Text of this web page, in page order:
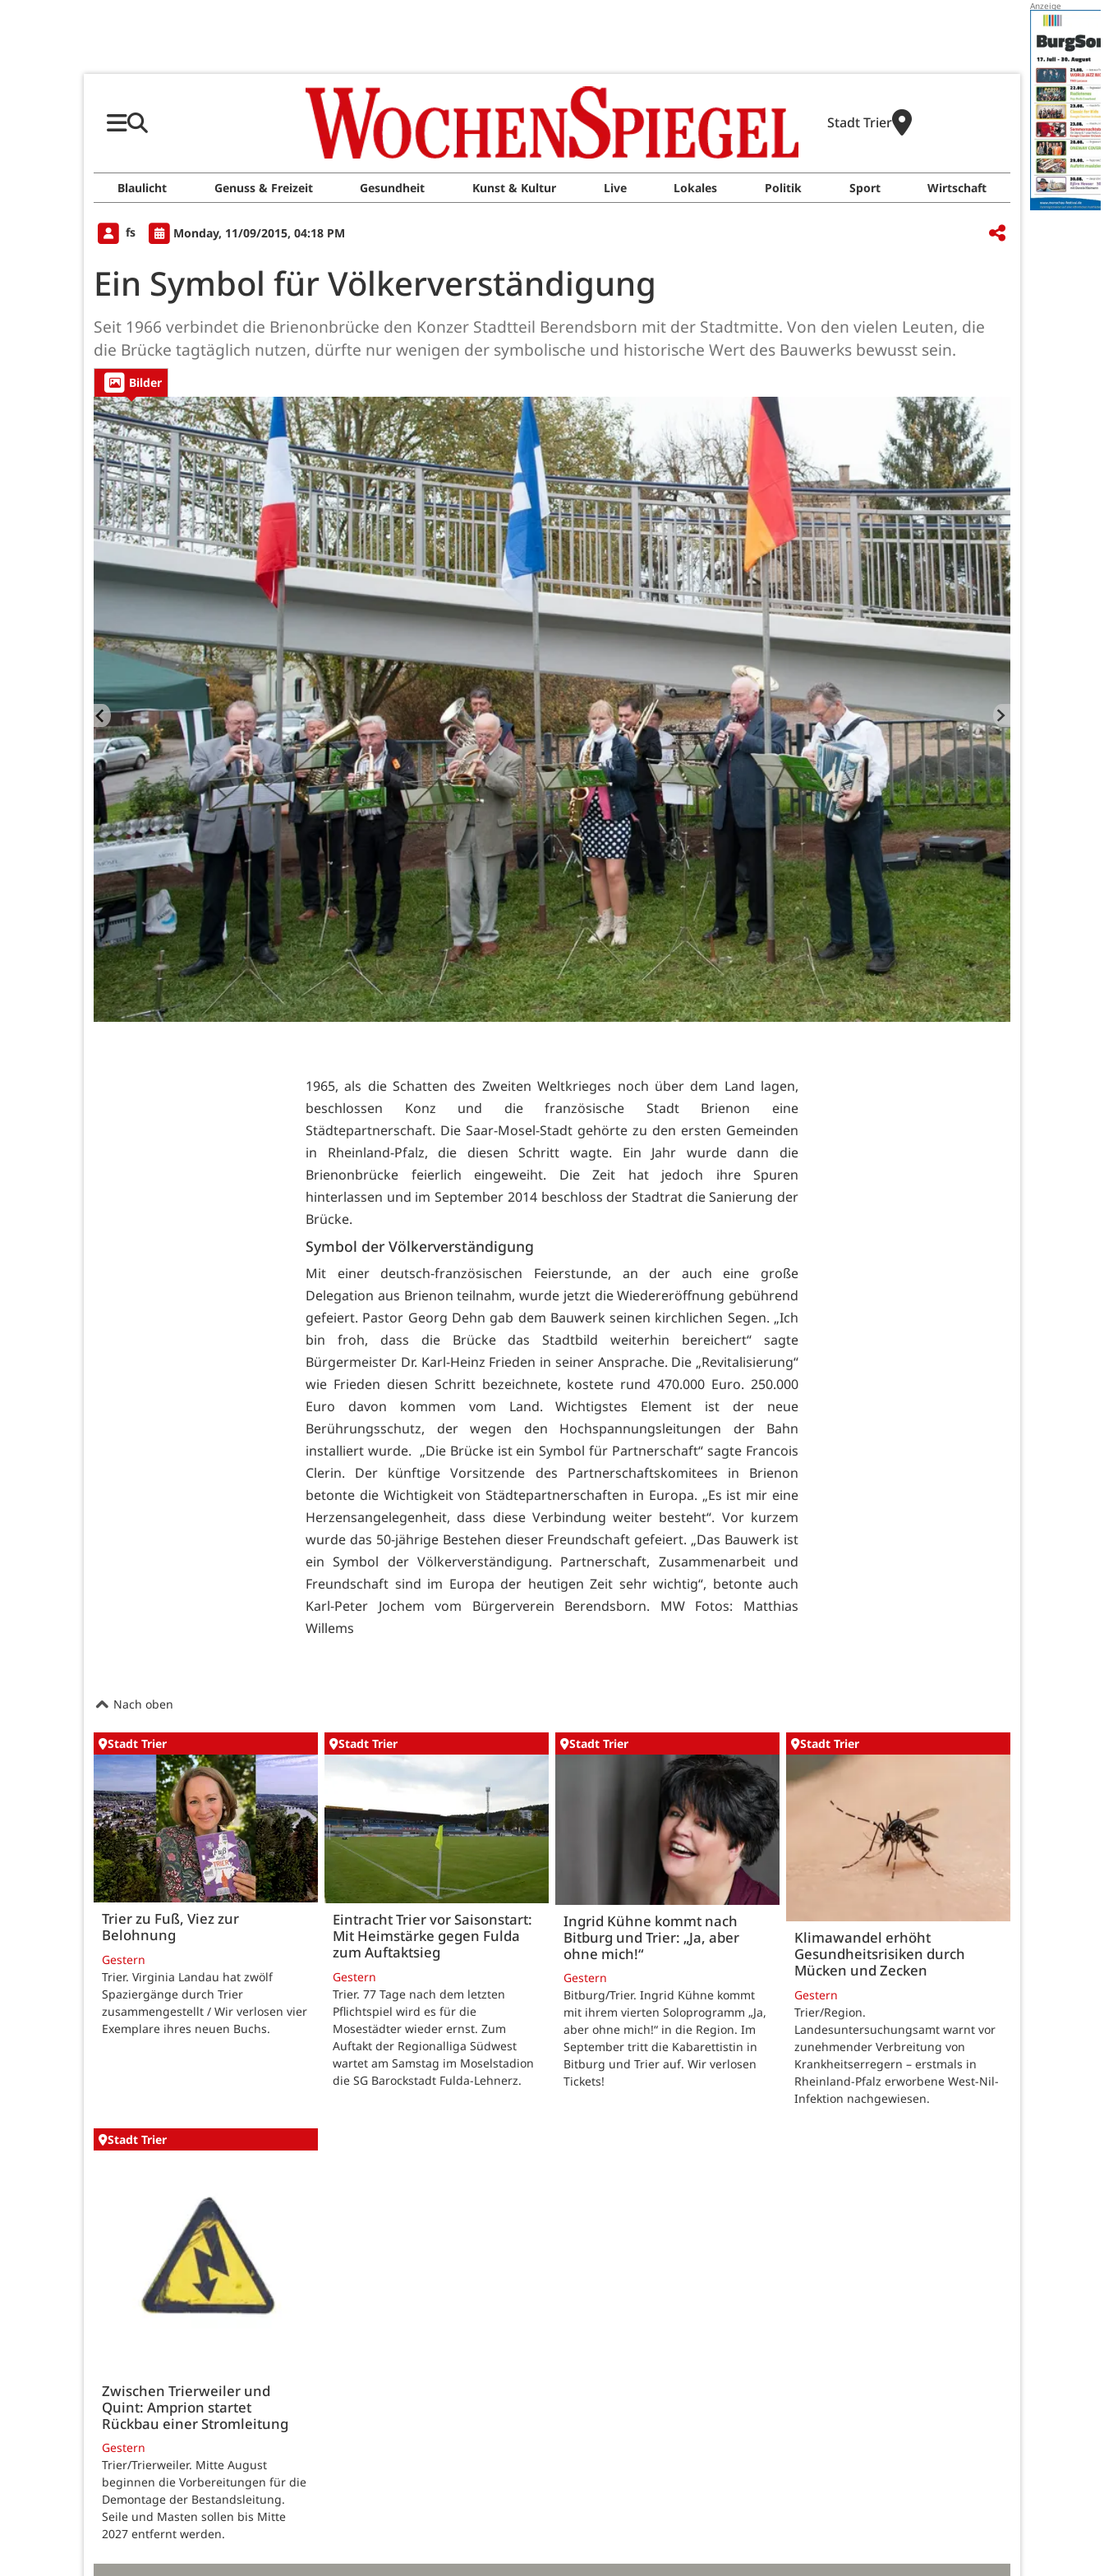
Stadt Trier
Blaulicht Genuss & Freizeit Gesundheit Kunst & Kultur Live Lokales Politik Sport Wirtschaft
fs Monday, 11/09/2015, 04:18 PM
Ein Symbol für Völkerverständigung
Seit 1966 verbindet die Brienonbrücke den Konzer Stadtteil Berendsborn mit der Stadtmitte. Von den vielen Leuten, die
die Brücke tagtäglich nutzen, dürfte nur wenigen der symbolische und historische Wert des Bauwerks bewusst sein.
Bilder
1965, als die Schatten des Zweiten Weltkrieges noch über dem Land lagen,
beschlossen Konz und die französische Stadt Brienon eine
Städtepartnerschaft. Die Saar-Mosel-Stadt gehörte zu den ersten Gemeinden
in Rheinland-Pfalz, die diesen Schritt wagte. Ein Jahr wurde dann die
Brienonbrücke feierlich eingeweiht. Die Zeit hat jedoch ihre Spuren
hinterlassen und im September 2014 beschloss der Stadtrat die Sanierung der
Brücke.
Symbol der Völkerverständigung
Mit einer deutsch-französischen Feierstunde, an der auch eine große
Delegation aus Brienon teilnahm, wurde jetzt die Wiedereröffnung gebührend
gefeiert. Pastor Georg Dehn gab dem Bauwerk seinen kirchlichen Segen. „Ich
bin froh, dass die Brücke das Stadtbild weiterhin bereichert“ sagte
Bürgermeister Dr. Karl-Heinz Frieden in seiner Ansprache. Die „Revitalisierung“
wie Frieden diesen Schritt bezeichnete, kostete rund 470.000 Euro. 250.000
Euro davon kommen vom Land. Wichtigstes Element ist der neue
Berührungsschutz, der wegen den Hochspannungsleitungen der Bahn
installiert wurde. „Die Brücke ist ein Symbol für Partnerschaft“ sagte Francois
Clerin. Der künftige Vorsitzende des Partnerschaftskomitees in Brienon
betonte die Wichtigkeit von Städtepartnerschaften in Europa. „Es ist mir eine
Herzensangelegenheit, dass diese Verbindung weiter besteht“. Vor kurzem
wurde das 50-jährige Bestehen dieser Freundschaft gefeiert. „Das Bauwerk ist
ein Symbol der Völkerverständigung. Partnerschaft, Zusammenarbeit und
Freundschaft sind im Europa der heutigen Zeit sehr wichtig“, betonte auch
Karl-Peter Jochem vom Bürgerverein Berendsborn. MW Fotos: Matthias
Willems
Nach oben
Stadt Trier
Trier zu Fuß, Viez zur
Belohnung
Gestern
Trier. Virginia Landau hat zwölf
Spaziergänge durch Trier
zusammengestellt / Wir verlosen vier
Exemplare ihres neuen Buchs.
Stadt Trier
Eintracht Trier vor Saisonstart:
Mit Heimstärke gegen Fulda
zum Auftaktsieg
Gestern
Trier. 77 Tage nach dem letzten
Pflichtspiel wird es für die
Mosestädter wieder ernst. Zum
Auftakt der Regionalliga Südwest
wartet am Samstag im Moselstadion
die SG Barockstadt Fulda-Lehnerz.
Stadt Trier
Ingrid Kühne kommt nach
Bitburg und Trier: „Ja, aber
ohne mich!“
Gestern
Bitburg/Trier. Ingrid Kühne kommt
mit ihrem vierten Soloprogramm „Ja,
aber ohne mich!“ in die Region. Im
September tritt die Kabarettistin in
Bitburg und Trier auf. Wir verlosen
Tickets!
Stadt Trier
Klimawandel erhöht
Gesundheitsrisiken durch
Mücken und Zecken
Gestern
Trier/Region.
Landesuntersuchungsamt warnt vor
zunehmender Verbreitung von
Krankheitserregern – erstmals in
Rheinland-Pfalz erworbene West-Nil-
Infektion nachgewiesen.
Stadt Trier
Zwischen Trierweiler und
Quint: Amprion startet
Rückbau einer Stromleitung
Gestern
Trier/Trierweiler. Mitte August
beginnen die Vorbereitungen für die
Demontage der Bestandsleitung.
Seile und Masten sollen bis Mitte
2027 entfernt werden.